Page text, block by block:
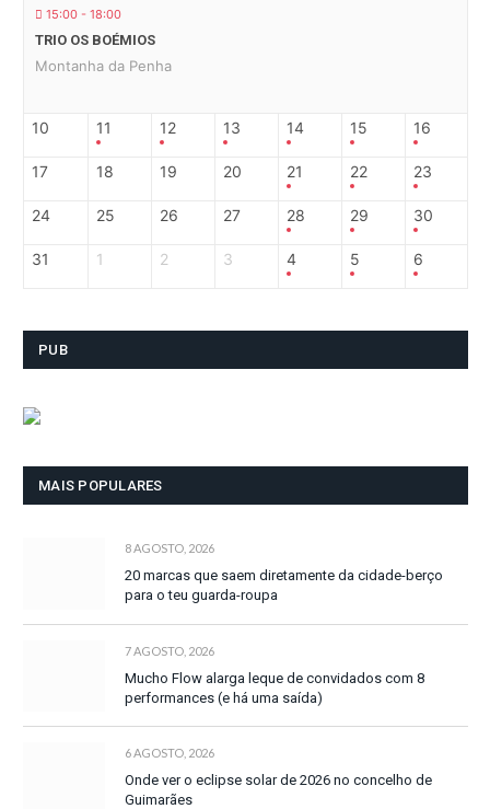
15:00 - 18:00
TRIO OS BOÉMIOS
Montanha da Penha
10 11 12 13 14 15 16
17 18 19 20 21 22 23
24 25 26 27 28 29 30
31 1 2 3 4 5 6
PUB
MAIS POPULARES
8 AGOSTO, 2026
20 marcas que saem diretamente da cidade-berço
para o teu guarda-roupa
7 AGOSTO, 2026
Mucho Flow alarga leque de convidados com 8
performances (e há uma saída)
6 AGOSTO, 2026
Onde ver o eclipse solar de 2026 no concelho de
Guimarães